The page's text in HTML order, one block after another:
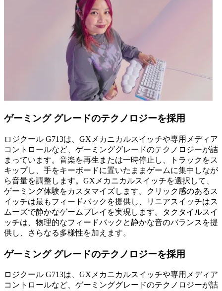
ゲーミング グレードのテクノロジーを採用
ロジクール G713は、GXメカニカルスイッチや専用メディア
コントロールなど、ゲーミンググレードのテクノロジーが詰
まっています。音楽を再生または一時停止し、トラックをス
キップし、手をキーボードに置いたままゲームに集中しなが
ら音量を調整します。GXメカニカルスイッチを選択して、
ゲーミング体験をカスタマイズします。クリック感のあるス
イッチは最もフィードバックを提供し、リニアスイッチはス
ムーズで静かなゲームプレイを実現します。タクタイルスイ
ッチは、物理的なフィードバックと静かな音のバランスを提
供し、さらなる多様性を加えます。
ゲーミング グレードのテクノロジーを採用
ロジクール G713は、GXメカニカルスイッチや専用メディア
コントロールなど、ゲーミンググレードのテクノロジーが詰